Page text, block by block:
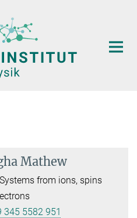
Mathew
from ions, spins
345 5582 951